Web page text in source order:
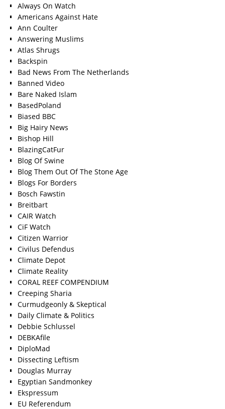
Always On Watch
Americans Against Hate
Ann Coulter
Answering Muslims
Atlas Shrugs
Backspin
Bad News From The Netherlands
Banned Video
Bare Naked Islam
BasedPoland
Biased BBC
Big Hairy News
Bishop Hill
BlazingCatFur
Blog Of Swine
Blog Them Out Of The Stone Age
Blogs For Borders
Bosch Fawstin
Breitbart
CAIR Watch
CiF Watch
Citizen Warrior
Civilus Defendus
Climate Depot
Climate Reality
CORAL REEF COMPENDIUM
Creeping Sharia
Curmudgeonly & Skeptical
Daily Climate & Politics
Debbie Schlussel
DEBKAfile
DiploMad
Dissecting Leftism
Douglas Murray
Egyptian Sandmonkey
Ekspressum
EU Referendum